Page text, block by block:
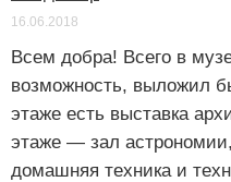
16.06.2018
Всем добра! Всего в
возможность, выложил
этаже есть выставка
этаже — зал
домашняя техника и